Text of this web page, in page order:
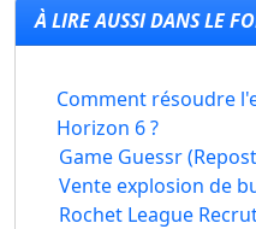
À LIRE AUSSI DANS LE
Comment résoudre
Horizon 6 ?
Game Guessr
Vente explosion de
Rochet League